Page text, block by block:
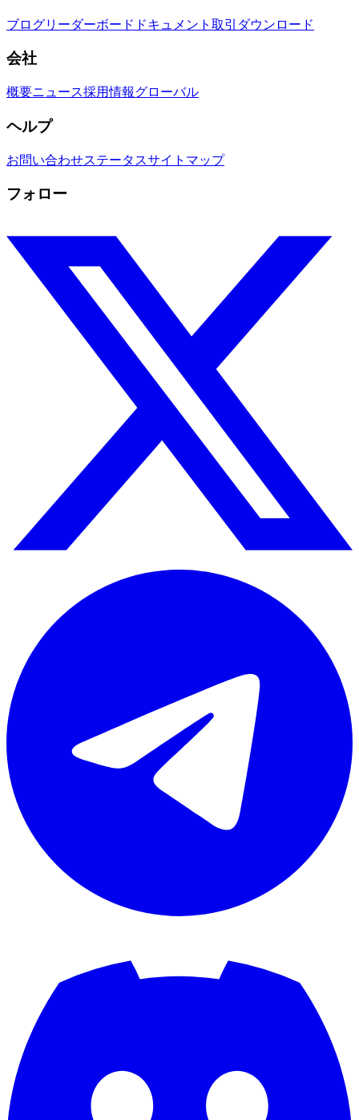
ブログリーダーボード ドキュメント 取引 ダウンロード
会社
概要ニュース採用情報グローバル
ヘルプ
お問い合わせステータスサイトマップ
フォロー